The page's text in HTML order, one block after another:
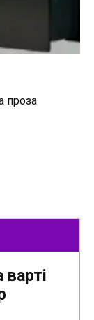
проза